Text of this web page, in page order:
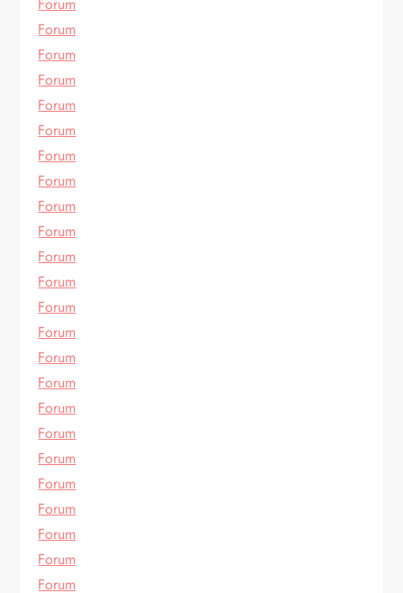
Forum
Forum
Forum
Forum
Forum
Forum
Forum
Forum
Forum
Forum
Forum
Forum
Forum
Forum
Forum
Forum
Forum
Forum
Forum
Forum
Forum
Forum
Forum